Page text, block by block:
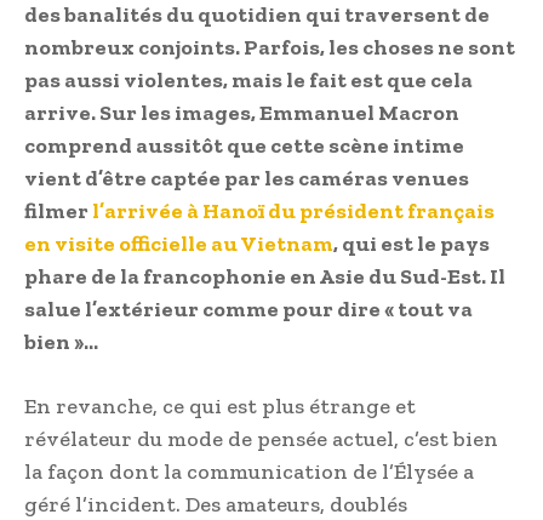
des banalités du quotidien qui traversent de
nombreux conjoints. Parfois, les choses ne sont
pas aussi violentes, mais le fait est que cela
arrive. Sur les images, Emmanuel Macron
comprend aussitôt que cette scène intime
vient d’être captée par les caméras venues
filmerl’arrivée à Hanoï du président français
en visite officielle au Vietnam, qui est le pays
phare de la francophonie en Asie du Sud-Est. Il
salue l’extérieur comme pour dire « tout va
bien »…
En revanche, ce qui est plus étrange et
révélateur du mode de pensée actuel, c’est bien
la façon dont la communication de l’Élysée a
géré l’incident. Des amateurs, doublés